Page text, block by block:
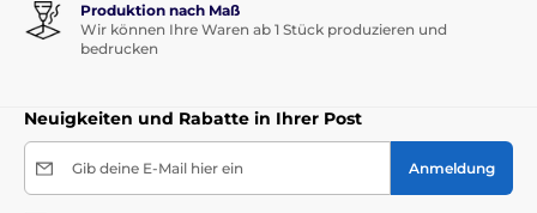
Produktion nach Maß
Wir können Ihre Waren ab 1 Stück produzieren und
bedrucken
Neuigkeiten und Rabatte in Ihrer Post
Gib deine E-Mail hier ein Anmeldung